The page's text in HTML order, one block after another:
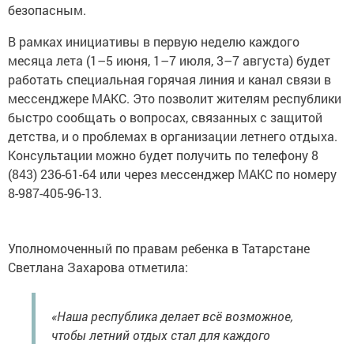
безопасным.
В рамках инициативы в первую неделю каждого
месяца лета (1–5 июня, 1–7 июля, 3–7 августа) будет
работать специальная горячая линия и канал связи в
мессенджере МАКС. Это позволит жителям республики
быстро сообщать о вопросах, связанных с защитой
детства, и о проблемах в организации летнего отдыха.
Консультации можно будет получить по телефону 8
(843) 236-61-64 или через мессенджер МАКС по номеру
8-987-405-96-13.
Уполномоченный по правам ребенка в Татарстане
Светлана Захарова отметила:
«Наша республика делает всё возможное,
чтобы летний отдых стал для каждого